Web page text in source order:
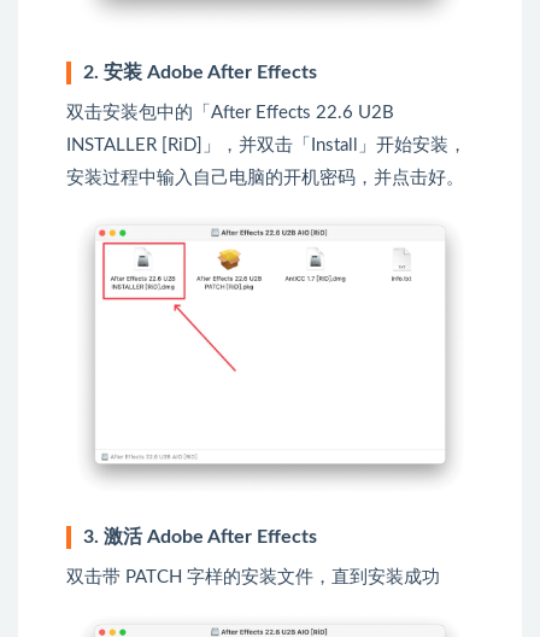
2. 安装 Adobe After Effects
双击安装包中的「After Effects 22.6 U2B
INSTALLER [RiD]」，并双击「Install」开始安装，
安装过程中输入自己电脑的开机密码，并点击好。
3. 激活 Adobe After Effects
双击带 PATCH 字样的安装文件，直到安装成功